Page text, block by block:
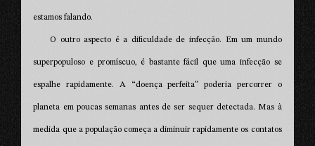
estamos falando.
O outro aspecto é a dificuldade de infecção. Em um mundo
superpopuloso e promíscuo, é bastante fácil que uma infecção se
espalhe rapidamente. A “doença perfeita” poderia percorrer o
planeta em poucas semanas antes de ser sequer detectada. Mas à
medida que a população começa a diminuir rapidamente os contatos